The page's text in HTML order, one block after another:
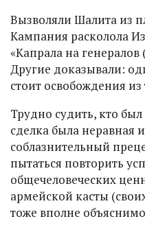
Вызволяли Шалита из
Кампания расколола
«Капрала на
Другие доказывали:
стоит освобождения
Трудно судить, кто
сделка была неравная
соблазнительный
пытаться повторить
общечеловеческих
армейской касты
тоже вполне